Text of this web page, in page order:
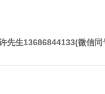
先生13686844133(微信同